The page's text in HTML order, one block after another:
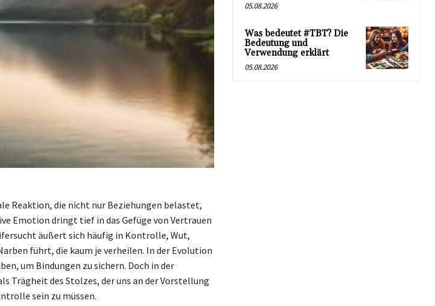
Reaktion, die nicht nur Beziehungen belastet,
Emotion dringt tief in das Gefüge von Vertrauen
äußert sich häufig in Kontrolle, Wut,
führt, die kaum je verheilen. In der Evolution
um Bindungen zu sichern. Doch in der
Trägheit des Stolzes, der uns an der Vorstellung
sein zu müssen.
05.08.2026
Was bedeutet #TBT? Die
Bedeutung und
Verwendung erklärt
05.08.2026